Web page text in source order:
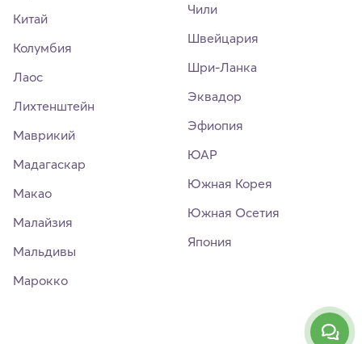
Китай
Колумбия
Лаос
Лихтенштейн
Маврикий
Мадагаскар
Макао
Малайзия
Мальдивы
Марокко
Чили
Швейцария
Шри-Ланка
Эквадор
Эфиопия
ЮАР
Южная Корея
Южная Осетия
Япония